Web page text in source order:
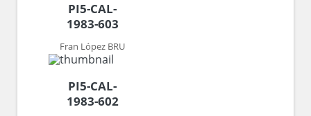
PI5-CAL-
1983-603
Fran López BRU
PI5-CAL-
1983-602